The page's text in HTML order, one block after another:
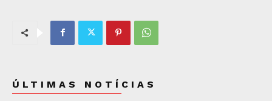
ÚLTIMAS NOTÍCIAS